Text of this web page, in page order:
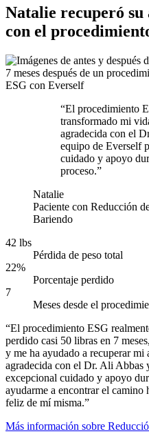
Natalie recuperó
con el
“El procedimiento
transformado mi
agradecida con el
equipo de Everself
cuidado y apoyo
proceso.”
Natalie
Paciente con Reducción
Bariendo
42 lbs
Pérdida de peso total
22%
Porcentaje perdido
7
Meses desde el
“El procedimiento ESG
perdido casi 50 libras en 7
y me ha ayudado a recuperar
agradecida con el Dr. Ali Abbas
excepcional cuidado y apoyo
ayudarme a encontrar el camino
feliz de mí misma.”
Más información sobre